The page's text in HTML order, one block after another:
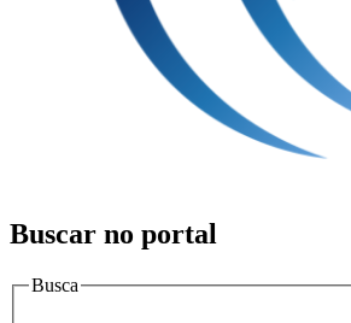
Buscar no portal
Busca